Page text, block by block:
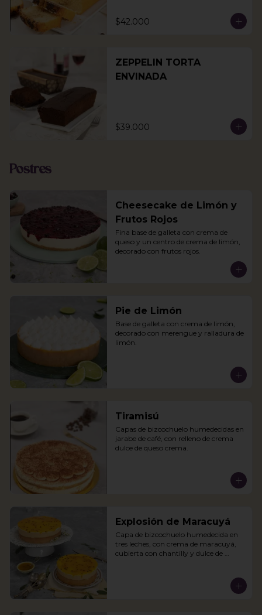
$42.000
ZEPPELIN TORTA
ENVINADA
$39.000
Postres
Cheesecake de Limón y
Frutos Rojos
Fina base de galleta con crema de
queso y un centro de crema de limón,
decorado con frutos rojos.
Pie de Limón
Base de galleta con crema de limón,
decorado con merengue y ralladura de
limón.
Tiramisú
Capas de bizcochuelo humedecidas en
jarabe de café, con relleno de crema
dulce de queso crema.
Explosión de Maracuyá
Capa de bizcochuelo humedecida en
tres leches, con crema de maracuyá,
cubierta con chantilly y dulce de